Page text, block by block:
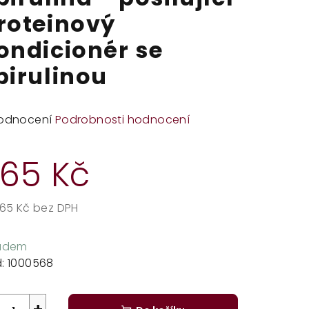
se
Podrobnosti hodnocení
Kč
Kč bez DPH
1000568